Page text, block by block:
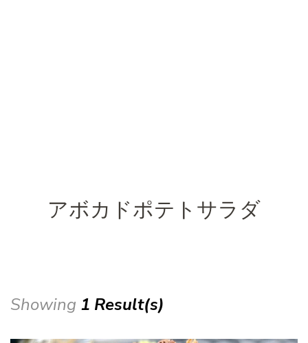
アボカドポテトサラダ
Showing 1 Result(s)